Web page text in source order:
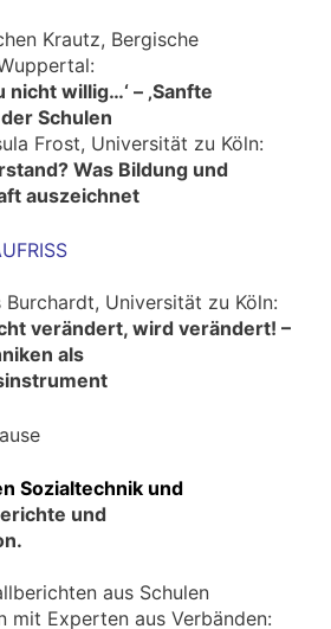
Krautz, Bergische
nicht willig…‘ – ‚Sanfte
Schulen
Frost, Universität zu Köln:
Was Bildung und
auszeichnet
Burchardt, Universität zu Köln:
verändert, wird verändert! –
als
Sozialtechnik und
und
aus Schulen
mit Experten aus Verbänden: